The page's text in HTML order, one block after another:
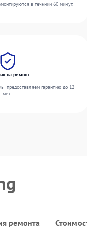
в течении 60 минут.
на ремонт
предоставляем гарантию до 12
мес.
ремонта